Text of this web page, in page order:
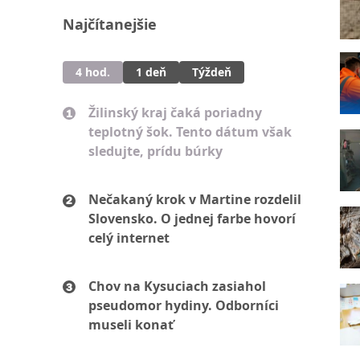
Najčítanejšie
4 hod. 1 deň Týždeň
Žilinský kraj čaká poriadny
teplotný šok. Tento dátum však
sledujte, prídu búrky
Nečakaný krok v Martine rozdelil
Slovensko. O jednej farbe hovorí
celý internet
Chov na Kysuciach zasiahol
pseudomor hydiny. Odborníci
museli konať